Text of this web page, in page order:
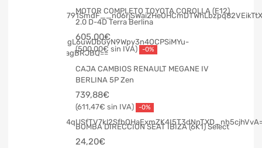
MOTOR COMPLETO TOYOTA COROLLA (E12)
2.0 D-4D Terra Berlina
605,00€
500,00€ -0%
CAJA CAMBIOS RENAULT MEGANE IV
BERLINA 5P Zen
739,88€
611,47€ -0%
BOMBA DIRECCION SEAT IBIZA (6K1) Select
24,20€